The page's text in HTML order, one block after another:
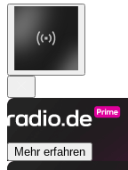
Mehr erfahren